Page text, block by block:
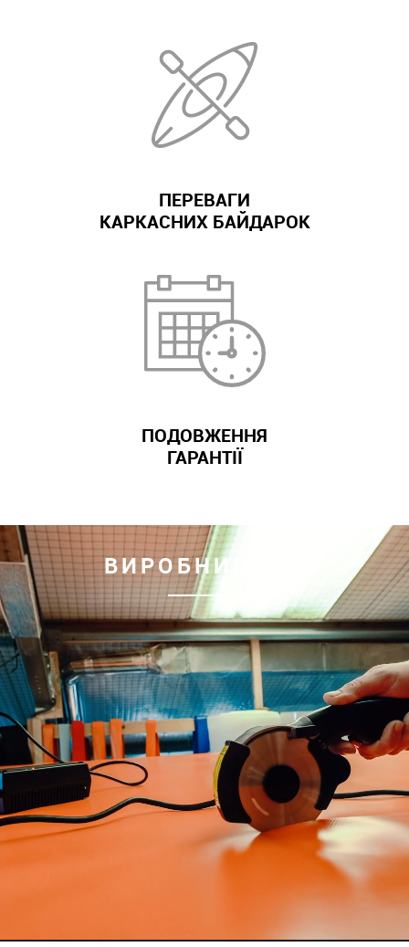
ПЕРЕВАГИ
КАРКАСНИХ БАЙДАРОК
ПОДОВЖЕННЯ
ГАРАНТІЇ
ВИРОБНИЦТВО